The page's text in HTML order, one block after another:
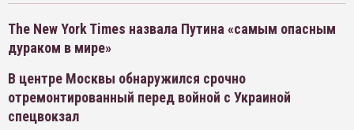
The New York Times назвала Путина «самым опасным
дураком в мире»
В центре Москвы обнаружился срочно
отремонтированный перед войной с Украиной
спецвокзал